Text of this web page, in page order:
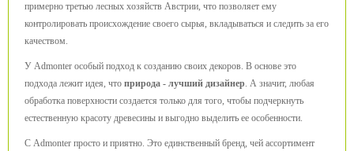
примерно третью лесных хозяйств Австрии, что позволяет ему
контролировать происхождение своего сырья, вкладываться и следить за его
качеством.
У Admonter особый подход к созданию своих декоров. В основе это
подхода лежит идея, что природа - лучший дизайнер. А значит, любая
обработка поверхности создается только для того, чтобы подчеркнуть
естественную красоту древесины и выгодно выделить ее особенности.
С Admonter просто и приятно. Это единственный бренд, чей ассортимент